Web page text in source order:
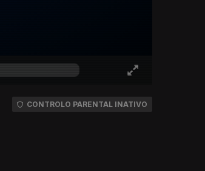
CONTROLO PARENTAL INATIVO